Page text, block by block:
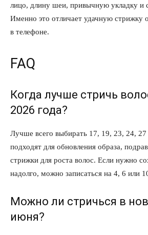
лицо, длину шеи, привычную укладку и
Именно это отличает удачную стрижку
в телефоне.
FAQ
Когда лучше стричь
2026 года?
Лучше всего выбирать 17, 19, 23, 24,
подходят для обновления образа,
стрижки для роста волос. Если нужно
надолго, можно записаться на 4, 6 или
Можно ли стричься в
июня?